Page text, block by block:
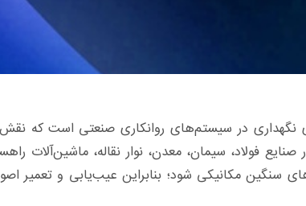
نگهداری در سیستم‌های روانکاری صنعتی است که
فولاد، سیمان، معدن، نوار نقاله،
مکانیکی شود؛ بنابراین عیب‌یابی و تعمیر